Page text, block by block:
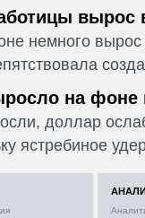
вырос
немного
на фоне
доллар
ястребиное